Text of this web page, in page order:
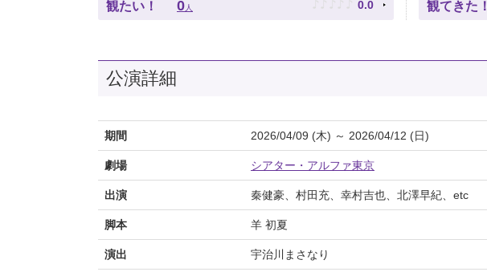
観たい！ 0 人 ♪ ♪ ♪ ♪ ♪ 0.0 観てきた！
公演詳細
期間 2026/04/09 (木) ～ 2026/04/12 (日)
劇場 シアター・アルファ東京
出演 秦健豪、村田充、幸村吉也、北澤早紀、etc
脚本 羊 初夏
演出 宇治川まさなり